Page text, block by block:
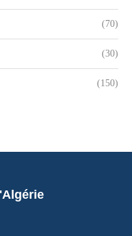
(70)
(30)
(150)